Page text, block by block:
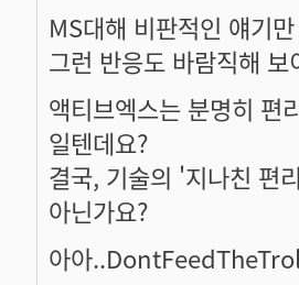
MS대해 비판적인 얘기
그런 반응도 바람직해
액티브엑스는 분명히 편
일텐데요?
결국, 기술의 '지나친 편
아닌가요?
아아